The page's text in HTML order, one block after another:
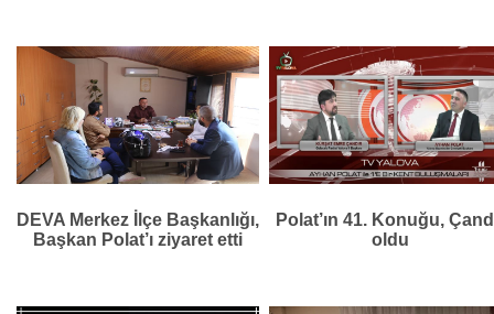
DEVA Merkez İlçe Başkanlığı,
Başkan Polat’ı ziyaret etti
Polat’ın 41. Konuğu,
oldu